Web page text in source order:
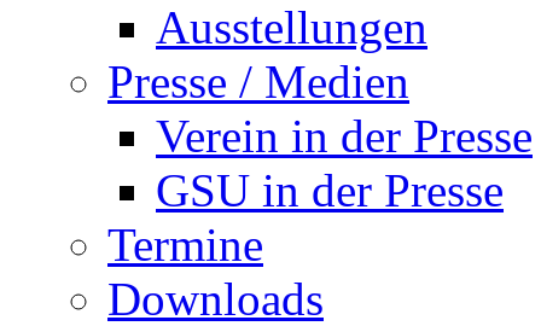
Ausstellungen
Presse / Medien
Verein in der Presse
GSU in der Presse
Termine
Downloads